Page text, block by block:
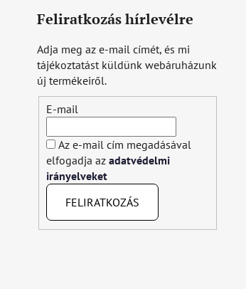
Feliratkozás hírlevélre
Adja meg az e-mail címét, és mi
tájékoztatást küldünk webáruházunk
új termékeiről.
E-mail
Az e-mail cím megadásával
elfogadja az adatvédelmi
irányelveket
FELIRATKOZÁS